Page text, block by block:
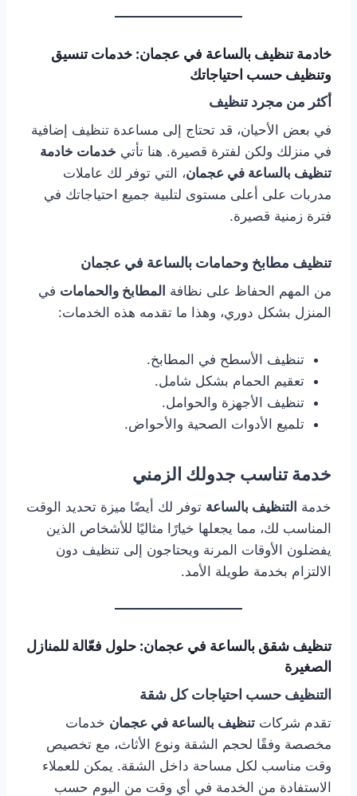
خادمة تنظيف بالساعة في عجمان: خدمات تنسيق
وتنظيف حسب احتياجاتك
أكثر من مجرد تنظيف
في بعض الأحيان، قد تحتاج إلى مساعدة تنظيف إضافية
في منزلك ولكن لفترة قصيرة. هنا تأتي خدمات خادمة
تنظيف بالساعة في عجمان، التي توفر لك عاملات
مدربات على أعلى مستوى لتلبية جميع احتياجاتك في
فترة زمنية قصيرة.
تنظيف مطابخ وحمامات بالساعة في عجمان
من المهم الحفاظ على نظافة المطابخ والحمامات في
المنزل بشكل دوري، وهذا ما تقدمه هذه الخدمات:
تنظيف الأسطح في المطابخ.
تعقيم الحمام بشكل شامل.
تنظيف الأجهزة والحوامل.
تلميع الأدوات الصحية والأحواض.
خدمة تناسب جدولك الزمني
خدمة التنظيف بالساعة توفر لك أيضًا ميزة تحديد الوقت
المناسب لك، مما يجعلها خيارًا مثاليًا للأشخاص الذين
يفضلون الأوقات المرنة ويحتاجون إلى تنظيف دون
الالتزام بخدمة طويلة الأمد.
تنظيف شقق بالساعة في عجمان: حلول فعّالة للمنازل
الصغيرة
التنظيف حسب احتياجات كل شقة
تقدم شركات تنظيف بالساعة في عجمان خدمات
مخصصة وفقًا لحجم الشقة ونوع الأثاث، مع تخصيص
وقت مناسب لكل مساحة داخل الشقة. يمكن للعملاء
الاستفادة من الخدمة في أي وقت من اليوم حسب